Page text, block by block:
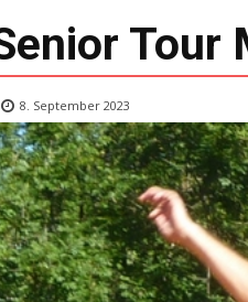
Tour
8. September 2023